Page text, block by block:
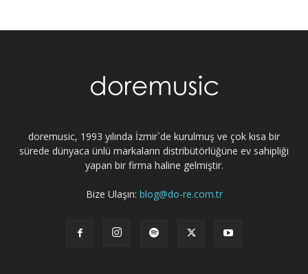
doremusic, 1993 yılında İzmir`de kurulmuş ve çok kısa bir
sürede dünyaca ünlü markaların distribütörlüğüne ev sahipliği
yapan bir firma haline gelmiştir.
Bize Ulaşın: blog@do-re.com.tr